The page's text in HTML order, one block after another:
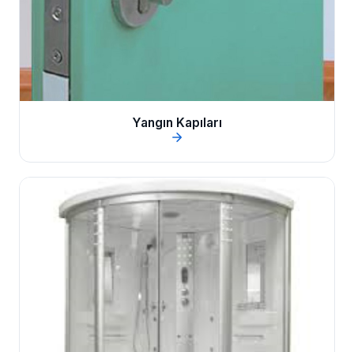
Yangın Kapıları